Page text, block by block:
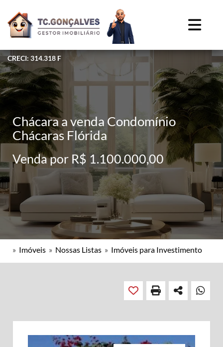
CRECI: 314.318 F
Chácara a venda Condomínio
Chácaras Flórida
Venda por R$ 1.100.000,00
» Imóveis » Nossas Listas » Imóveis para Investimento